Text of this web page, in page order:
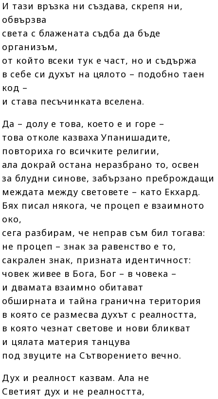
И тази връзка ни създава, скрепя ни,
обвързва
света с блажената съдба да бъде
организъм,
от който всеки тук е част, но и съдържа
в себе си духът на цялото – подобно таен
код –
и става песъчинката вселена.
Да – долу е това, което е и горе –
това отколе казваха Упанишадите,
повториха го всичките религии,
ала докрай остана неразбрано то, освен
за блудни синове, забързано преброждащи
междата между световете – като Екхард.
Бях писал някога, че процеп е взаимното
око,
сега разбирам, че неправ съм бил тогава:
не процеп – знак за равенство е то,
сакрален знак, призната идентичност:
човек живее в Бога, Бог – в човека –
и двамата взаимно обитават
обширната и тайна гранична територия
в която се размесва духът с реалността,
в която чезнат светове и нови бликват
и цялата материя танцува
под звуците на Сътворението вечно.
Дух и реалност казвам. Ала не
Светият дух и не реалността,